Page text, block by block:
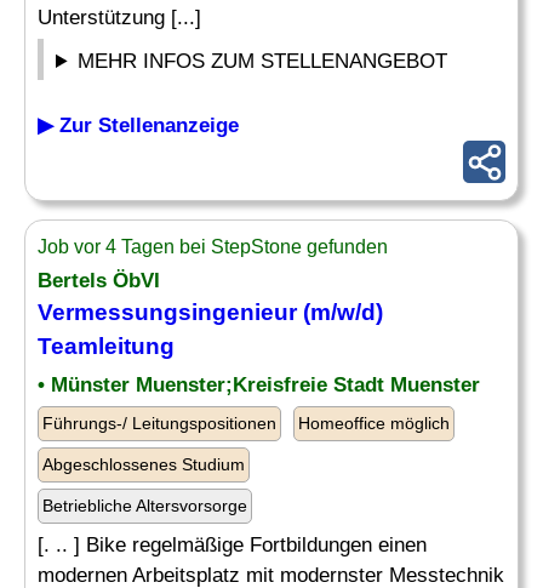
Unterstützung [...]
MEHR INFOS ZUM STELLENANGEBOT
▶ Zur Stellenanzeige
Job vor 4 Tagen bei StepStone gefunden
Bertels ÖbVI
Vermessungsingenieur(m/w/d)
Teamleitung
• Münster Muenster;Kreisfreie Stadt Muenster
Führungs-/ Leitungspositionen Homeoffice möglich
Abgeschlossenes Studium
Betriebliche Altersvorsorge
[. .. ] Bike regelmäßige Fortbildungen einen
modernen Arbeitsplatz mit modernster Messtechnik